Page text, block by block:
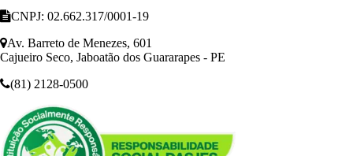
CNPJ: 02.662.317/0001-19
Av. Barreto de Menezes, 601
Cajueiro Seco, Jaboatão dos Guararapes - PE
(81) 2128-0500